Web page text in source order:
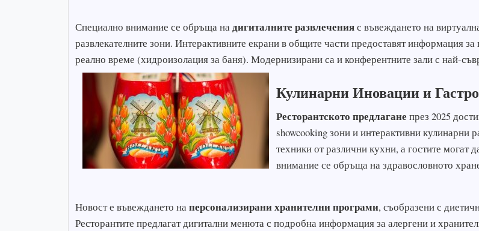
Специално внимание се обръща надигиталните развлеченияс въвеждането на
развлекателните зони. Интерактивните екрани в общите части предоставят информация
реално време (хидроизолация за баня). Модернизирани са и конферентните зали с най-
Кулинарни Иновации и
Ресторантското предлагане през 2025
showcooking зони и интерактивни
техники от различни кухни, а гостите могат
внимание се обръща на здравословното
Новост е въвеждането наперсонализирани хранителни програми, съобразени с
Ресторантите предлагат дигитални менюта с подробна информация за алергени и